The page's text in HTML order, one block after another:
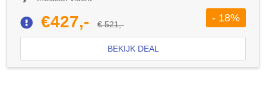
€427,- € 521,-
- 18%
BEKIJK DEAL